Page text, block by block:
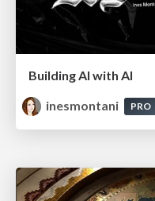
Building AI with AI
inesmontani
PRO